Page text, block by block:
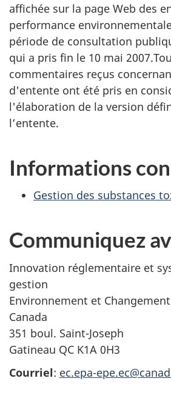
affichée sur la page Web des
performance environnementale
période de consultation
qui a pris fin le 10 mai
commentaires reçus
d'entente ont été pris en
l'élaboration de la version
l’entente.
Informations
Gestion des substances
Communiquez
Innovation réglementaire et
gestion
Environnement et
Canada
351 boul. Saint-Joseph
Gatineau QC K1A 0H3
Courriel: ec.epa-